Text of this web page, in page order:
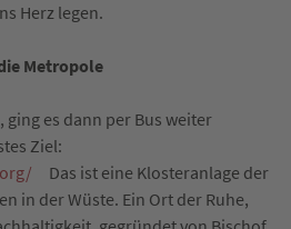
Herz legen.
Metropole
ging es dann per Bus weiter
Ziel:
Das ist eine Klosteranlage der
in der Wüste. Ein Ort der Ruhe,